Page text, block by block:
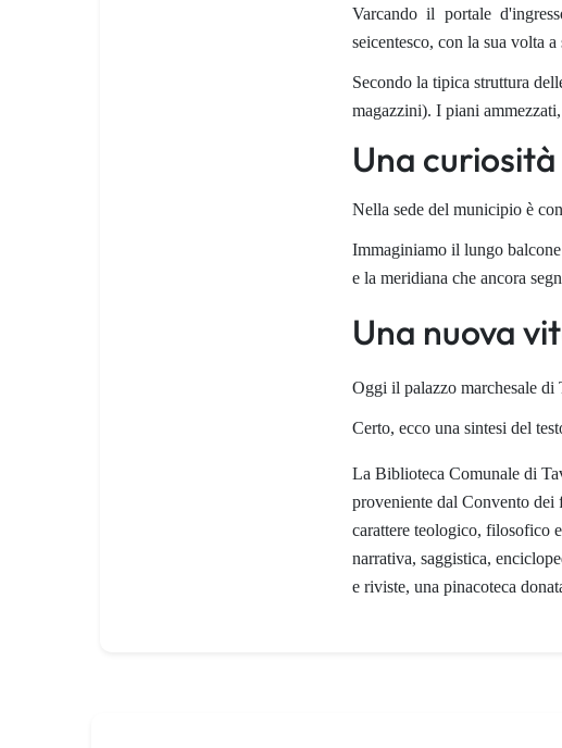
Varcando il portale
seicentesco, con la sua volta
Secondo la tipica struttura
magazzini). I piani
Una curiosità
Nella sede del municipio è
Immaginiamo il lungo
e la meridiana che ancora
Una nuova
Oggi il palazzo marchesale
Certo, ecco una sintesi del
La Biblioteca Comunale di
proveniente dal Convento dei
carattere teologico, filosofico
narrativa, saggistica,
e riviste, una pinacoteca